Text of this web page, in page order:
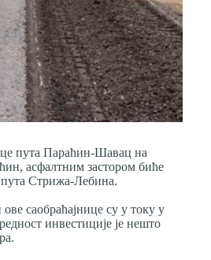
пута Параћин-Шавац на
асфалтним застором биће
Стрижа-Лебина.
саобраћајнице су у току у
инвестиције је нешто